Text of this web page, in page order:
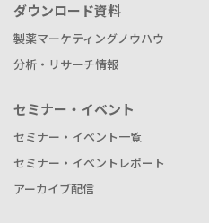
ダウンロード資料
製薬マーケティングノウハウ
分析・リサーチ情報
セミナー・イベント
セミナー・イベント一覧
セミナー・イベントレポート
アーカイブ配信